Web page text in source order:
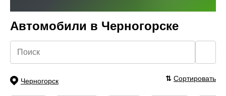
Автомобили в Черногорске
Черногорск ⇅ Сортировать